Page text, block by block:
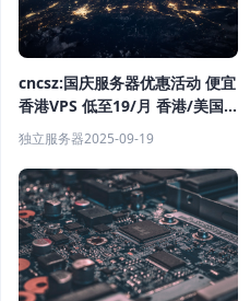
cncsz:国庆服务器优惠活动 便宜
香港VPS 低至19/月 香港/美国
站群服务器首月半价 物理机
399/月起
独立服务器2025-09-19